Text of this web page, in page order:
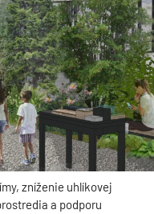
zníženie uhlíkovej
a podporu